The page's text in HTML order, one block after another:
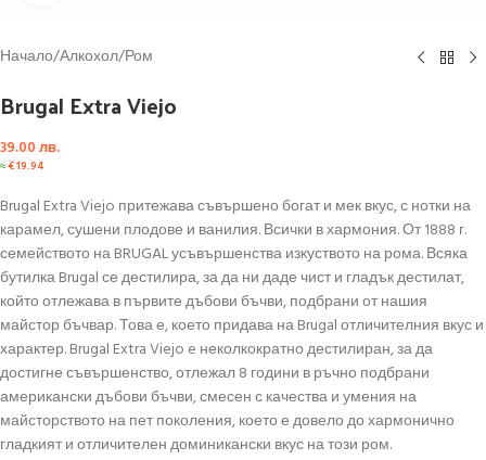
Начало/Алкохол/Ром
Brugal Extra Viejo
39.00 лв.
≈€19.94
Brugal Extra Viejo притежава съвършено богат и мек вкус, с нотки на
карамел, сушени плодове и ванилия. Всички в хармония. От 1888 г.
семейството на BRUGAL усъвършенства изкуството на рома. Всяка
бутилка Brugal се дестилира, за да ни даде чист и гладък дестилат,
който отлежава в първите дъбови бъчви, подбрани от нашия
майстор бъчвар. Това е, което придава на Brugal отличителния вкус и
характер. Brugal Extra Viejo e неколкократно дестилиран, за да
достигне съвършенство, отлежал 8 години в ръчно подбрани
американски дъбови бъчви, смесен с качества и умения на
майсторството на пет поколения, което е довело до хармонично
гладкият и отличителен доминикански вкус на този ром.